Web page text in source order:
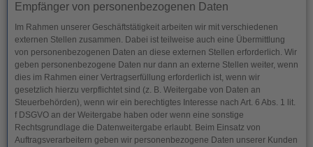
Empfänger von personenbezogenen Daten
Im Rahmen unserer Geschäftstätigkeit arbeiten wir mit verschiedenen
externen Stellen zusammen. Dabei ist teilweise auch eine Übermittlung
von personenbezogenen Daten an diese externen Stellen erforderlich. Wir
geben personenbezogene Daten nur dann an externe Stellen weiter, wenn
dies im Rahmen einer Vertragserfüllung erforderlich ist, wenn wir
gesetzlich hierzu verpflichtet sind (z. B. Weitergabe von Daten an
Steuerbehörden), wenn wir ein berechtigtes Interesse nach Art. 6 Abs. 1 lit.
f DSGVO an der Weitergabe haben oder wenn eine sonstige
Rechtsgrundlage die Datenweitergabe erlaubt. Beim Einsatz von
Auftragsverarbeitern geben wir personenbezogene Daten unserer Kunden